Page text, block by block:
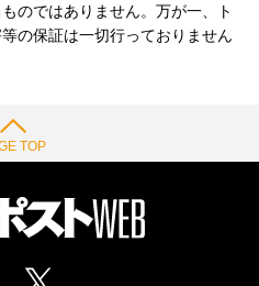
のではありません。万が一、ト
の保証は一切行っておりません
TOP